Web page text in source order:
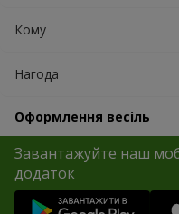
Кому
Нагода
Оформлення весіль
Завантажуйте наш
додаток